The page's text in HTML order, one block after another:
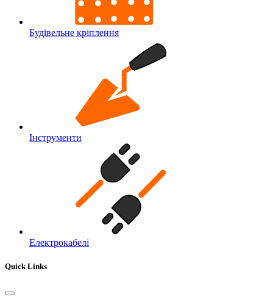
Будівельне кріплення
Інструменти
Електрокабелі
Quick Links